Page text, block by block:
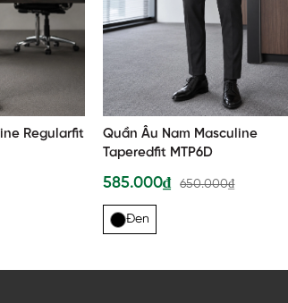
Regularfit
Quần Âu Nam Masculine
Taperedfit MTP6D
585.000₫ 650.000₫
Đen